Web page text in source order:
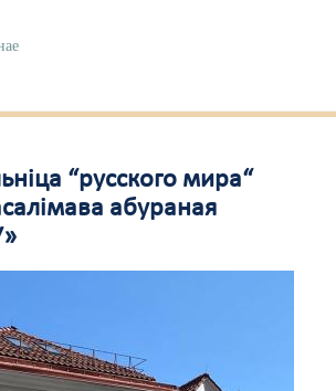
“русского мира“
абураная